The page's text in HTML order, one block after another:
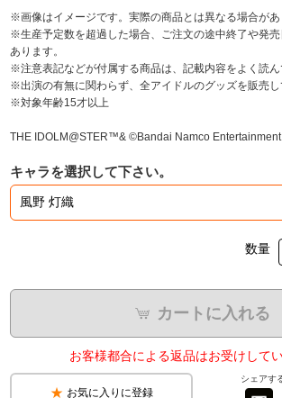
アイドリッシュセブン
モフモフパレード
※画像はイメージです。実際の商品とは異なる場合があ
※生産予定数を超過した場合、ご注文の途中終了や発
あります。
※注意表記などが付属する商品は、記載内容をよく読ん
※出演の有無に関わらず、全アイドルのグッズを販売し
※対象年齢15才以上
THE IDOLM@STER™& ©Bandai Namco
キャラを選択して下さい。
数量
カートに入れる
お客様都合による返品はお受けしてい
お気に入りに登録
シェアす